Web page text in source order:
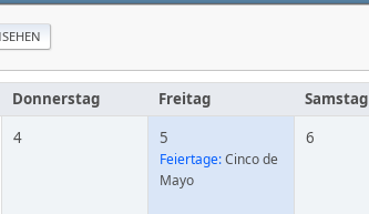
Donnerstag Freitag Samstag
4 5
Feiertage:Cinco de
Mayo
6